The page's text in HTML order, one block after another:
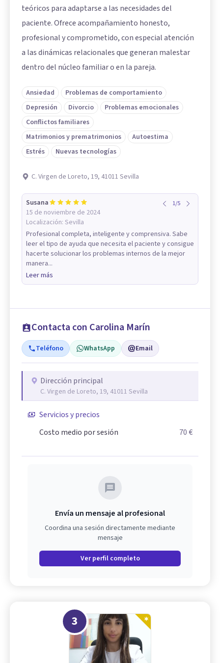
teóricos para adaptarse a las necesidades del
paciente. Ofrece acompañamiento honesto,
profesional y comprometido, con especial atención
a las dinámicas relacionales que generan malestar
dentro del núcleo familiar o en la pareja.
Ansiedad
Problemas de comportamiento
Depresión
Divorcio
Problemas emocionales
Conflictos familiares
Matrimonios y prematrimonios
Autoestima
Estrés
Nuevas tecnologías
C. Virgen de Loreto, 19, 41011 Sevilla
Susana
15 de noviembre de 2024
Localización: Sevilla
1/5
Profesional completa, inteligente y comprensiva. Sabe
leer el tipo de ayuda que necesita el paciente y consigue
hacerte solucionar los problemas internos de la mejor
manera...
Leer más
Contacta con Carolina Marín
Teléfono WhatsApp Email
Dirección principal
C. Virgen de Loreto, 19, 41011 Sevilla
Servicios y precios
Costo medio por sesión
70 €
Envía un mensaje al profesional
Coordina una sesión directamente mediante
mensaje
Ver perfil completo
3